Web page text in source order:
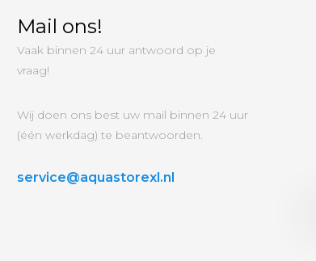
Mail ons!
Vaak binnen 24 uur antwoord op je
vraag!
Wij doen ons best uw mail binnen 24 uur
(één werkdag) te beantwoorden.
service@aquastorexl.nl